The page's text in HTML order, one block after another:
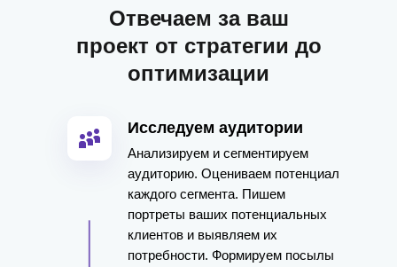
Отвечаем за ваш
проект от стратегии до
оптимизации
Исследуем аудитории
Анализируем и сегментируем
аудиторию. Оцениваем потенциал
каждого сегмента. Пишем
портреты ваших потенциальных
клиентов и выявляем их
потребности. Формируем посылы